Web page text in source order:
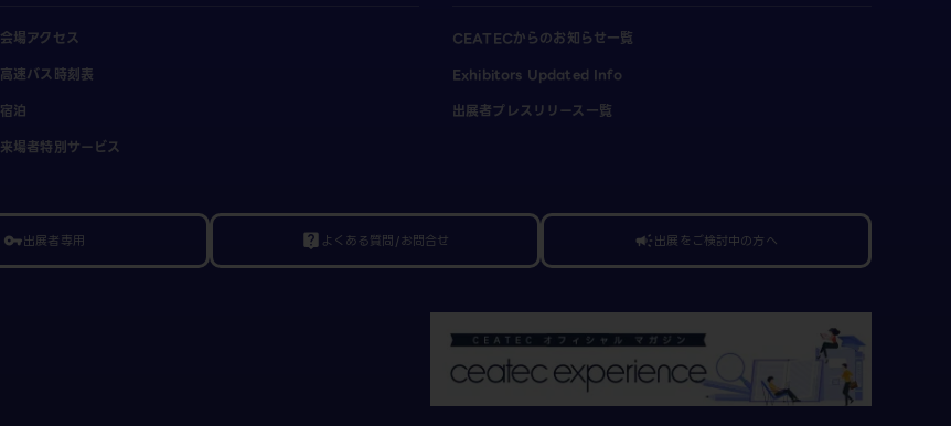
会場アクセス
高速バス時刻表
宿泊
来場者特別サービス
CEATECからのお知らせ一覧
Exhibitors Updated Info
出展者プレスリリース一覧
vpn_key出展者専用 live_help よくある質問/お問合せ campaign出展をご検討中の方へ